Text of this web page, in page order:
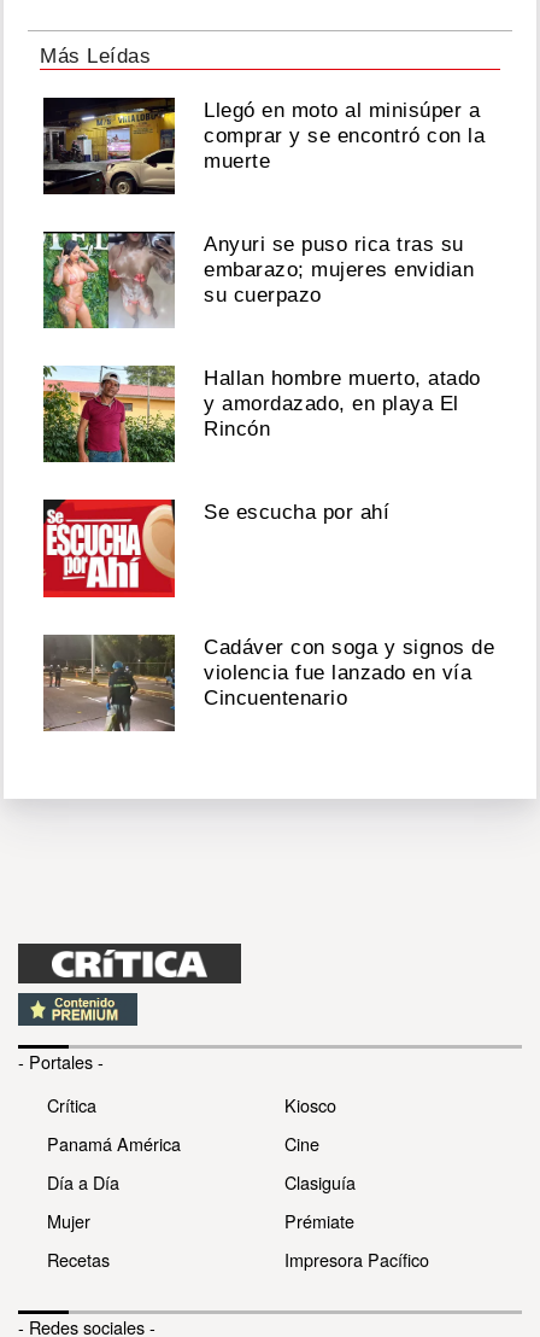
Más Leídas
Llegó en moto al minisúper a
comprar y se encontró con la
muerte
Anyuri se puso rica tras su
embarazo; mujeres envidian
su cuerpazo
Hallan hombre muerto, atado
y amordazado, en playa El
Rincón
Se escucha por ahí
Cadáver con soga y signos de
violencia fue lanzado en vía
Cincuentenario
- Portales -
Crítica
Panamá América
Día a Día
Mujer
Recetas
Kiosco
Cine
Clasiguía
Prémiate
Impresora Pacífico
- Redes sociales -